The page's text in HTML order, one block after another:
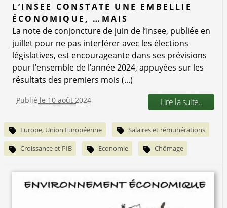
L’INSEE CONSTATE UNE EMBELLIE
ÉCONOMIQUE, …MAIS
La note de conjoncture de juin de l’Insee, publiée en
juillet pour ne pas interférer avec les élections
législatives, est encourageante dans ses prévisions
pour l’ensemble de l’année 2024, appuyées sur les
résultats des premiers mois (...)
Publié le 10 août 2024 Lire la suite..
Europe, Union Européenne Salaires et rémunérations
Croissance et PIB Economie Chômage